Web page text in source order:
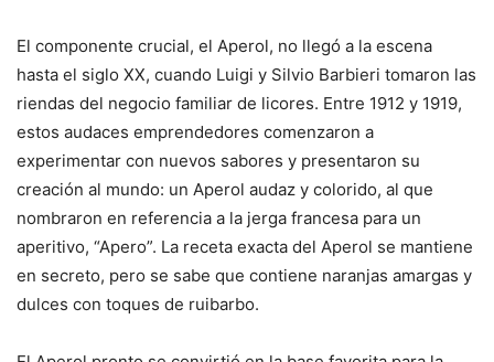
El componente crucial, el Aperol, no llegó a la escena
hasta el siglo XX, cuando Luigi y Silvio Barbieri tomaron las
riendas del negocio familiar de licores. Entre 1912 y 1919,
estos audaces emprendedores comenzaron a
experimentar con nuevos sabores y presentaron su
creación al mundo: un Aperol audaz y colorido, al que
nombraron en referencia a la jerga francesa para un
aperitivo, “Apero”. La receta exacta del Aperol se mantiene
en secreto, pero se sabe que contiene naranjas amargas y
dulces con toques de ruibarbo.